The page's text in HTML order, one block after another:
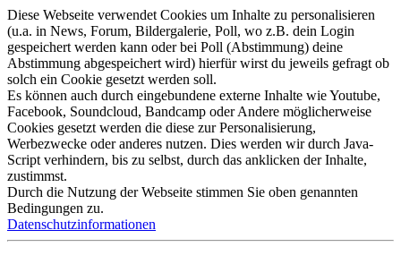
Diese Webseite verwendet Cookies um Inhalte zu personalisieren
(u.a. in News, Forum, Bildergalerie, Poll, wo z.B. dein Login
gespeichert werden kann oder bei Poll (Abstimmung) deine
Abstimmung abgespeichert wird) hierfür wirst du jeweils gefragt ob
solch ein Cookie gesetzt werden soll.
Es können auch durch eingebundene externe Inhalte wie Youtube,
Facebook, Soundcloud, Bandcamp oder Andere möglicherweise
Cookies gesetzt werden die diese zur Personalisierung,
Werbezwecke oder anderes nutzen. Dies werden wir durch Java-
Script verhindern, bis zu selbst, durch das anklicken der Inhalte,
zustimmst.
Durch die Nutzung der Webseite stimmen Sie oben genannten
Bedingungen zu.
Datenschutzinformationen